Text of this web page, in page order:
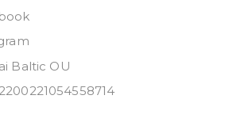
Baltic OU